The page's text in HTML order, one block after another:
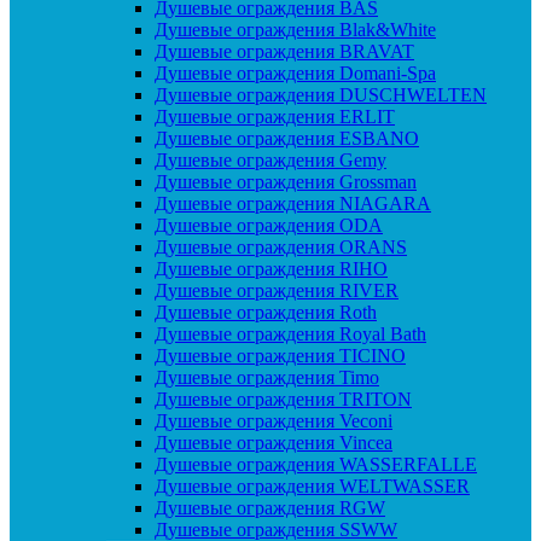
Душевые ограждения BAS
Душевые ограждения Blak&White
Душевые ограждения BRAVAT
Душевые ограждения Domani-Spa
Душевые ограждения DUSCHWELTEN
Душевые ограждения ERLIT
Душевые ограждения ESBANO
Душевые ограждения Gemy
Душевые ограждения Grossman
Душевые ограждения NIAGARA
Душевые ограждения ODA
Душевые ограждения ORANS
Душевые ограждения RIHO
Душевые ограждения RIVER
Душевые ограждения Roth
Душевые ограждения Royal Bath
Душевые ограждения TICINO
Душевые ограждения Timo
Душевые ограждения TRITON
Душевые ограждения Veconi
Душевые ограждения Vincea
Душевые ограждения WASSERFALLE
Душевые ограждения WELTWASSER
Душевые ограждения RGW
Душевые ограждения SSWW